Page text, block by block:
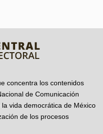
concentra los contenidos
de Comunicación
vida democrática de México
de los procesos